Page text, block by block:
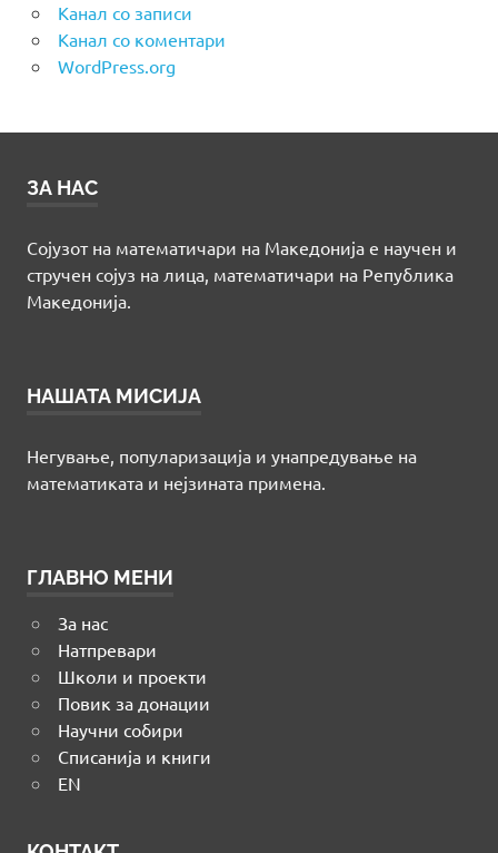
Канал со записи
Канал со коментари
WordPress.org
ЗА НАС
Сојузот на математичари на Македонија е научен и
стручен сојуз на лица, математичари на Република
Македонија.
НАШАТА МИСИЈА
Негување, популаризација и унапредување на
математиката и нејзината примена.
ГЛАВНО МЕНИ
За нас
Натпревари
Школи и проекти
Повик за донации
Научни собири
Списанија и книги
EN